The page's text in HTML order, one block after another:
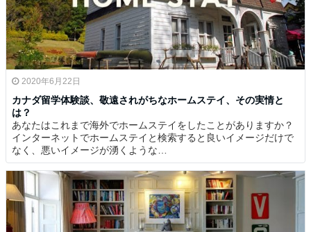
2020年6月22日
カナダ留学体験談、敬遠されがちなホームステイ、その実情と
は？
あなたはこれまで海外でホームステイをしたことがありますか？
インターネットでホームステイと検索すると良いイメージだけで
なく、悪いイメージが湧くような…